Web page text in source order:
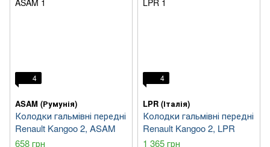
4
ASAM (Румунія)
Колодки гальмівні передні
Renault Kangoo 2, ASAM
658 грн
4
LPR (Італія)
Колодки гальмівні передні
Renault Kangoo 2, LPR
1 365 грн